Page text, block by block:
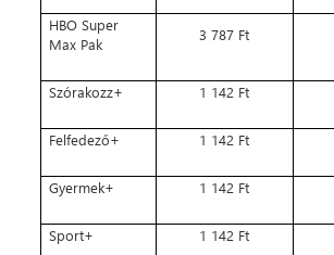
HBO Super
Max Pak
3 787 Ft
Szórakozz+ 1 142 Ft
Felfedező+ 1 142 Ft
Gyermek+ 1 142 Ft
Sport+ 1 142 Ft